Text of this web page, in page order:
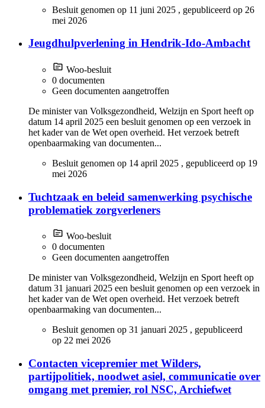
Besluit genomen op 11 juni 2025 , gepubliceerd op 26
mei 2026
Jeugdhulpverlening in Hendrik-Ido-Ambacht
Woo-besluit
0 documenten
Geen documenten aangetroffen
De minister van Volksgezondheid, Welzijn en Sport heeft op
datum 14 april 2025 een besluit genomen op een verzoek in
het kader van de Wet open overheid. Het verzoek betreft
openbaarmaking van documenten...
Besluit genomen op 14 april 2025 , gepubliceerd op 19
mei 2026
Tuchtzaak en beleid samenwerking psychische
problematiek zorgverleners
Woo-besluit
0 documenten
Geen documenten aangetroffen
De minister van Volksgezondheid, Welzijn en Sport heeft op
datum 31 januari 2025 een besluit genomen op een verzoek in
het kader van de Wet open overheid. Het verzoek betreft
openbaarmaking van documenten...
Besluit genomen op 31 januari 2025 , gepubliceerd
op 22 mei 2026
Contacten vicepremier met Wilders,
partijpolitiek, noodwet asiel, communicatie over
omgang met premier, rol NSC, Archiefwet